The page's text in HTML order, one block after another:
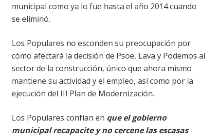
municipal como ya lo fue hasta el año 2014 cuando
se eliminó.
Los Populares no esconden su preocupación por
cómo afectará la decisión de Psoe, Lava y Podemos al
sector de la construcción, único que ahora mismo
mantiene su actividad y el empleo, así como por la
ejecución del III Plan de Modernización.
Los Populares confían en que el gobierno
municipal recapacite y no cercene las escasas